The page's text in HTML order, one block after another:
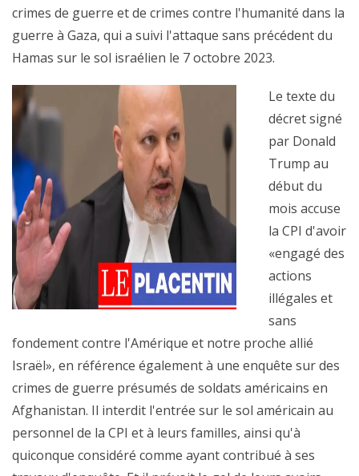
crimes de guerre et de crimes contre l'humanité dans la
guerre à Gaza, qui a suivi l'attaque sans précédent du
Hamas sur le sol israélien le 7 octobre 2023.
Le texte du
décret signé
par Donald
Trump au
début du
mois accuse
la CPI d'avoir
«engagé des
actions
illégales et
sans
fondement contre l'Amérique et notre proche allié
Israël», en référence également à une enquête sur des
crimes de guerre présumés de soldats américains en
Afghanistan. Il interdit l'entrée sur le sol américain au
personnel de la CPI et à leurs familles, ainsi qu'à
quiconque considéré comme ayant contribué à ses